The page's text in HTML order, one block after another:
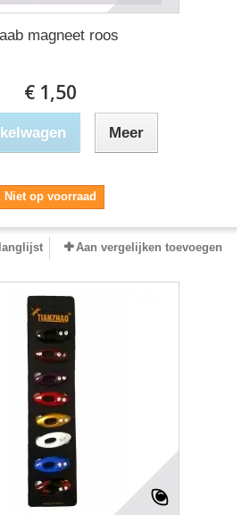
magneet roos
€ 1,50
Meer
Niet op voorraad
Aan vergelijken toevoegen